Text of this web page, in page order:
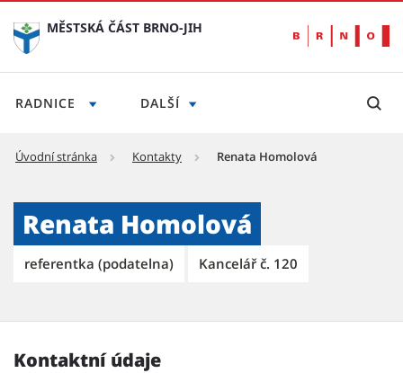
MĚSTSKÁ ČÁST BRNO-JIH
RADNICE DALŠÍ
Úvodní stránka Kontakty Renata Homolová
Renata Homolová
referentka (podatelna) Kancelář č. 120
Kontaktní údaje